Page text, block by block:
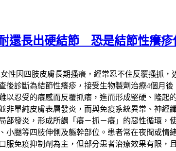
還長出硬結節 恐是結節性癢疹
性因四肢皮膚長期搔癢，經常忍不住反覆搔抓
後診斷為結節性癢疹，接受生物製劑治療4個月
以忍受的癢感而反覆抓癢，進而形成堅硬、隆
非單純皮膚表層發炎，而與免疫系統異常、神
部發炎，形成所謂「癢－抓－癢」的惡性循環
小腿等四肢伸側及軀幹部位。患者常在夜間或
服免疫抑制劑為主，但部分患者治療效果有限